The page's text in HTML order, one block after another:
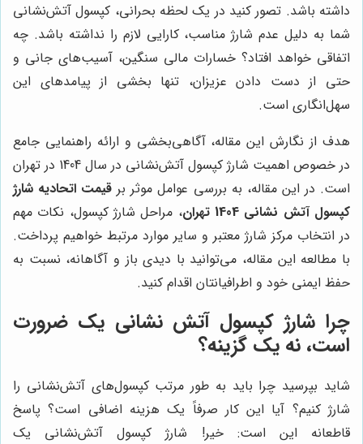
داشته باشد. تصور کنید در یک لحظه بحرانی، کپسول آتش‌نشانی
شما به دلیل عدم شارژ مناسب، کارایی لازم را نداشته باشد. چه
اتفاقی خواهد افتاد؟ خسارات مالی سنگین، آسیب‌های جانی و
حتی از دست دادن عزیزان، تنها بخشی از پیامدهای این
سهل‌انگاری است.
هدف از نگارش این مقاله، آگاهی‌بخشی و ارائه راهنمایی جامع
در خصوص اهمیت شارژ کپسول آتش‌نشانی در سال 1404 در تهران
است. در این مقاله، به بررسی عوامل موثر بر قیمت اتحادیه شارژ
کپسول آتش نشانی 1404 تهران
، مراحل شارژ کپسول، نکات مهم
در انتخاب مرکز شارژ معتبر و سایر موارد مرتبط خواهیم پرداخت.
با مطالعه این مقاله، می‌توانید با دیدی باز و آگاهانه، نسبت به
حفظ ایمنی خود و اطرافیانتان اقدام کنید.
چرا شارژ کپسول آتش نشانی یک ضرورت
است، نه یک گزینه؟
شاید بپرسید چرا باید به طور مرتب کپسول‌های آتش‌نشانی را
شارژ کنیم؟ آیا این کار صرفاً یک هزینه اضافی است؟ پاسخ
قاطعانه این است: خیر! شارژ کپسول آتش‌نشانی یک